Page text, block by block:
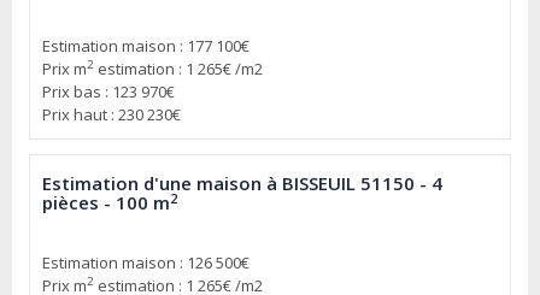
Estimation maison : 177 100€
Prix m2 estimation : 1 265€ /m2
Prix bas : 123 970€
Prix haut : 230 230€
Estimation d'une maison à BISSEUIL 51150 - 4
pièces - 100 m2
Estimation maison : 126 500€
Prix m2 estimation : 1 265€ /m2